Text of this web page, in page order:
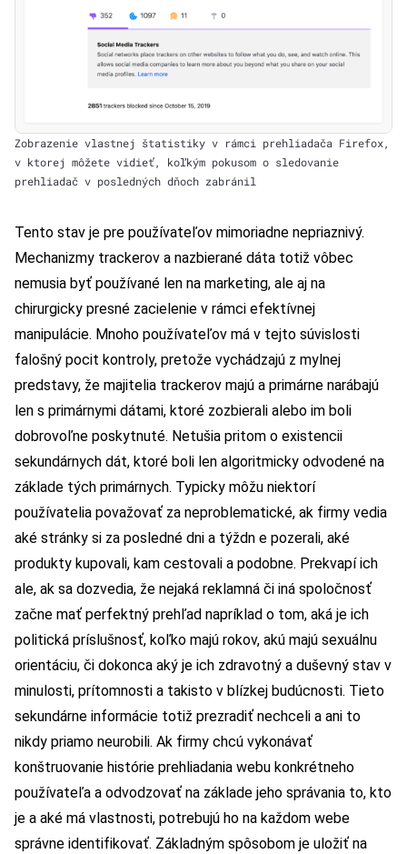
Zobrazenie vlastnej štatistiky v rámci prehliadača Firefox,
v ktorej môžete vidieť, koľkým pokusom o sledovanie
prehliadač v posledných dňoch zabránil
Tento stav je pre používateľov mimoriadne nepriaznivý.
Mechanizmy trackerov a nazbierané dáta totiž vôbec
nemusia byť používané len na marketing, ale aj na
chirurgicky presné zacielenie v rámci efektívnej
manipulácie. Mnoho používateľov má v tejto súvislosti
falošný pocit kontroly, pretože vychádzajú z mylnej
predstavy, že majitelia trackerov majú a primárne narábajú
len s primárnymi dátami, ktoré zozbierali alebo im boli
dobrovoľne poskytnuté. Netušia pritom o existencii
sekundárnych dát, ktoré boli len algoritmicky odvodené na
základe tých primárnych. Typicky môžu niektorí
používatelia považovať za neproblematické, ak firmy vedia
aké stránky si za posledné dni a týždn e pozerali, aké
produkty kupovali, kam cestovali a podobne. Prekvapí ich
ale, ak sa dozvedia, že nejaká reklamná či iná spoločnosť
začne mať perfektný prehľad napríklad o tom, aká je ich
politická príslušnosť, koľko majú rokov, akú majú sexuálnu
orientáciu, či dokonca aký je ich zdravotný a duševný stav v
minulosti, prítomnosti a takisto v blízkej budúcnosti. Tieto
sekundárne informácie totiž prezradiť nechceli a ani to
nikdy priamo neurobili. Ak firmy chcú vykonávať
konštruovanie histórie prehliadania webu konkrétneho
používateľa a odvodzovať na základe jeho správania to, kto
je a aké má vlastnosti, potrebujú ho na každom webe
správne identifikovať. Základným spôsobom je uložiť na